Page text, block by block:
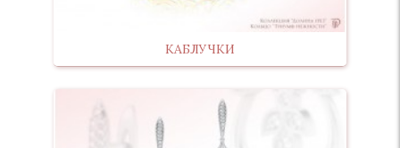
КАБЛУЧКИ